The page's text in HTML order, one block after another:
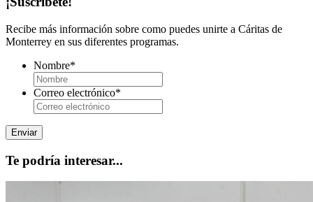
Recibe más información sobre como puedes unirte a Cáritas de
Monterrey en sus diferentes programas.
Nombre*
Correo electrónico*
Te podría interesar...